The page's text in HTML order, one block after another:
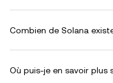
Combien de Solana
Où puis-je en savoir plus